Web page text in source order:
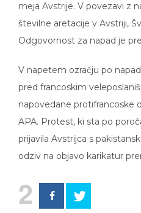
meja Avstrije. V povezavi z
številne aretacije v Avstriji,
Odgovornost za napad je
V napetem ozračju po
pred francoskim
napovedane protifrancoske
APA. Protest, ki sta po
prijavila Avstrijca s
odziv na objavo karikatur
2